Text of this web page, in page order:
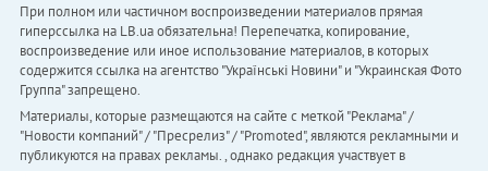
При полном или частичном воспроизведении материалов прямая
гиперссылка на LB.ua обязательна! Перепечатка, копирование,
воспроизведение или иное использование материалов, в которых
содержится ссылка на агентство "Українськi Новини" и "Украинская Фото
Группа" запрещено.
Материалы, которые размещаются на сайте с меткой "Реклама" /
"Новости компаний" / "Пресрелиз" / "Promoted", являются рекламными и
публикуются на правах рекламы. , однако редакция участвует в